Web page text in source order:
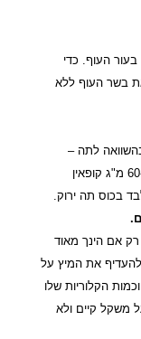
בעור העוף. כדי
בשר העוף ללא
לתה –
אולם לא הרבה יותר. כוס קפה נמס מכיל כ60-70 מ"ג קופאין
אם הינך מאוד
להעדיף את המיץ על
הקלוריות שלו
משקל קיים ולא